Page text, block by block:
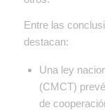
Entre las
destacan:
Una ley
(CMCT)
de